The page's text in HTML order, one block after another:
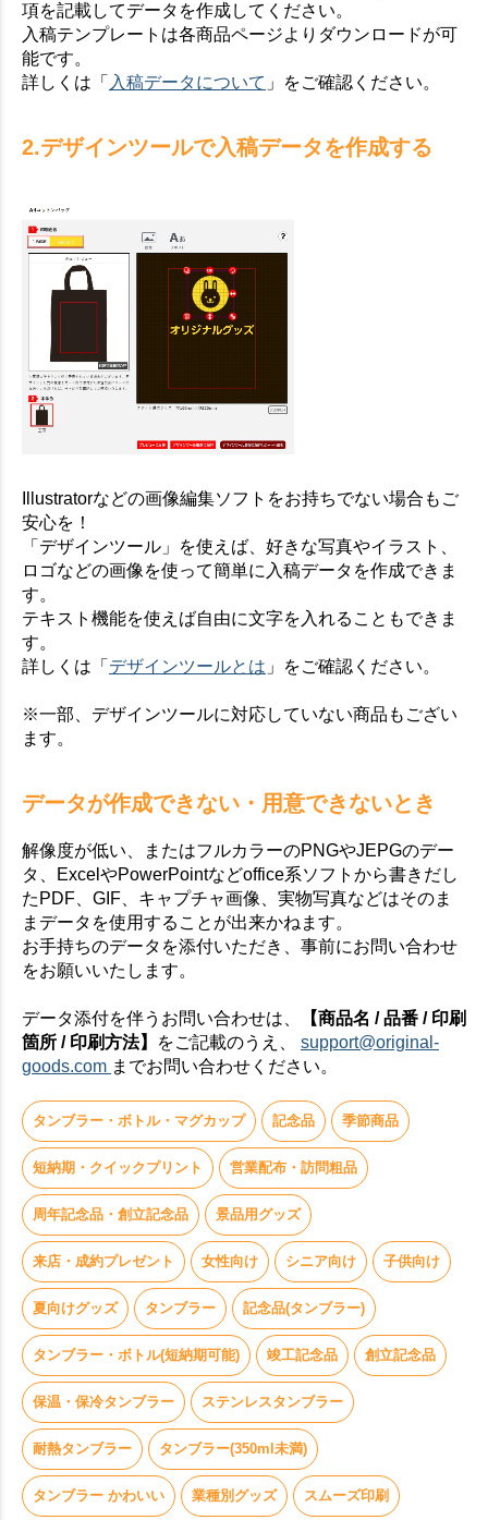
項を記載してデータを作成してください。
入稿テンプレートは各商品ページよりダウンロードが可
能です。
詳しくは「 入稿データについて 」をご確認ください。
2.デザインツールで入稿データを作成する
Illustratorなどの画像編集ソフトをお持ちでない場合もご
安心を！
「デザインツール」を使えば、好きな写真やイラスト、
ロゴなどの画像を使って簡単に入稿データを作成できま
す。
テキスト機能を使えば自由に文字を入れることもできま
す。
詳しくは「 デザインツールとは 」をご確認ください。
※一部、デザインツールに対応していない商品もござい
ます。
データが作成できない・用意できないとき
解像度が低い、またはフルカラーのPNGやJEPGのデー
タ、ExcelやPowerPointなどoffice系ソフトから書きだし
たPDF、GIF、キャプチャ画像、実物写真などはそのま
まデータを使用することが出来かねます。
お手持ちのデータを添付いただき、事前にお問い合わせ
をお願いいたします。
データ添付を伴うお問い合わせは、
【商品名 / 品番 / 印刷
箇所 / 印刷方法】
をご記載のうえ、 support@original-
goods.com までお問い合わせください。
タンブラー・ボトル・マグカップ 記念品 季節商品
短納期・クイックプリント 営業配布・訪問粗品
周年記念品・創立記念品 景品用グッズ
来店・成約プレゼント 女性向け シニア向け 子供向け
夏向けグッズ タンブラー 記念品(タンブラー)
タンブラー・ボトル(短納期可能) 竣工記念品 創立記念品
保温・保冷タンブラー ステンレスタンブラー
耐熱タンブラー タンブラー(350ml未満)
タンブラー かわいい 業種別グッズ スムーズ印刷